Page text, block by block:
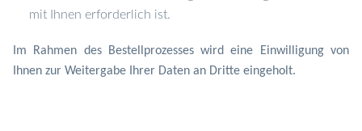
mit Ihnen erforderlich ist.
Im Rahmen des Bestellprozesses wird eine Einwilligung von
Ihnen zur Weitergabe Ihrer Daten an Dritte eingeholt.